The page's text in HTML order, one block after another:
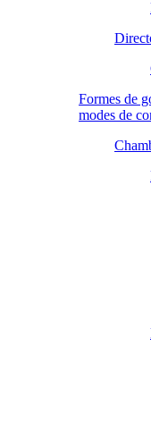
Formes de
modes de